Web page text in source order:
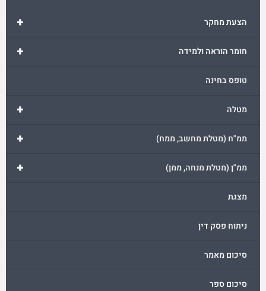
+ הצעת מחקר
+ חומר הוראה ולמידה
טופס בחינה
+ מטלה
+ ממ"ח (מטלת מחשב, ממח)
+ ממ"ן (מטלת מנחה, ממן)
מצגת
ניתוח פסק דין
סיכום מאמר
סיכום ספר